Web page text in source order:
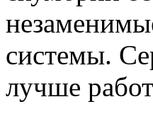
системы.
лучше